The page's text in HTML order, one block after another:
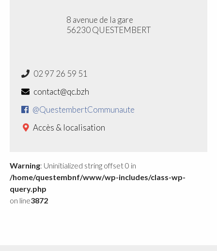
8 avenue de la gare
56230 QUESTEMBERT
02 97 26 59 51
contact@qc.bzh
@QuestembertCommunaute
Accès & localisation
Warning: Uninitialized string offset 0 in
/home/questembnf/www/wp-includes/class-wp-
query.php
on line3872